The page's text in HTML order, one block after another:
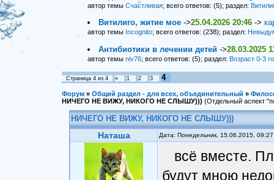
автор темы Счастливая; всего ответов: (5); раздел:
Витилиго, житие мое ->25.04.2026 20:46 ->
автор темы Incognito; всего ответов: (238); раздел:
Антибиотики в лечении детей ->28.03.2025
автор темы niv76; всего ответов: (5); раздел: Возраст 0-3
Страница 4 из 4 « 1 2 3 4
Форум » Общий раздел - для всех, объединительный »
НИЧЕГО НЕ ВИЖУ, НИКОГО НЕ СЛЫШУ))) (Отдельный аспект
НИЧЕГО НЕ ВИЖУ, НИКОГО НЕ СЛЫШУ)))
Наташа Дата: Понедельник, 15.06.2015,
всё вместе.
будут мною